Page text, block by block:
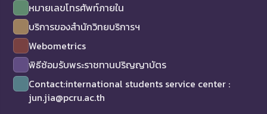
หมายเลขโทรศัพท์ภายใน
บริการของสำนักวิทยบริการฯ
Webometrics
พิธีซ้อมรับพระราชทานปริญญาบัตร
Contact:international students service center :
jun.jia@pcru.ac.th